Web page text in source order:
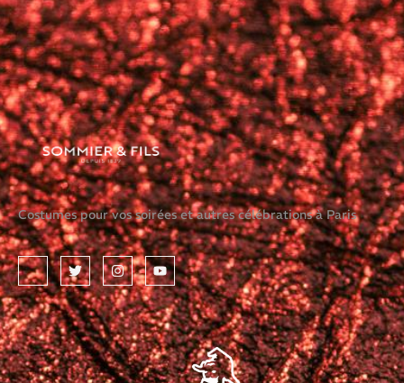
Costumes pour vos soirées et autres célébrations à Paris